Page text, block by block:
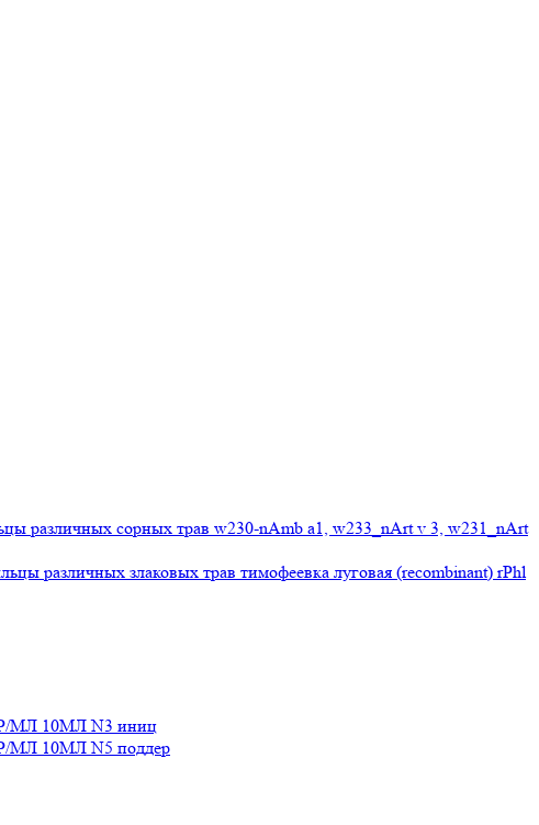
различных сорных трав w230-nAmb a1, w233_nArt v 3, w231_nArt
различных злаковых трав тимофеевка луговая (recombinant) rPhl
МЛ 10МЛ N3 иниц
10МЛ N5 поддер